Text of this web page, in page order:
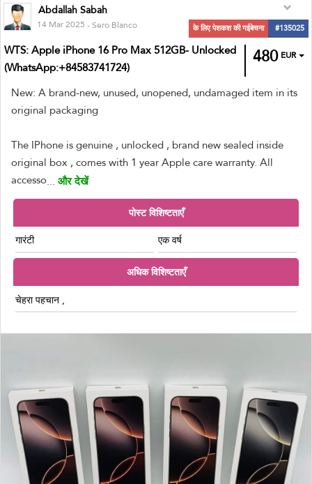
Abdallah Sabah
14 Mar 2025- Sero Blanco के लिए पेशकश की गईबेचना #135025
480 EUR
WTS: Apple iPhone 16 Pro Max 512GB- Unlocked
(WhatsApp:+84583741724)
New: A brand-new, unused, unopened, undamaged item in its
original packaging
The IPhone is genuine , unlocked , brand new sealed inside
original box , comes with 1 year Apple care warranty. All
accesso...और देखें
पोस्ट विशिष्टताएँ
गारंटी
एक वर्ष
अधिक विशिष्टताएँ
चेहरा पहचान ,